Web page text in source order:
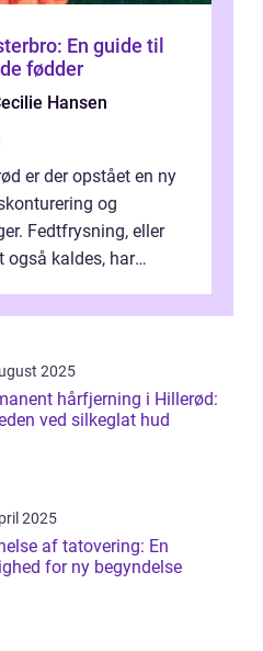
En guide til
fødder
Hansen
er der opstået en ny
og
Fedtfrysning, eller
også kaldes, har
2025
hårfjerning i Hillerød:
ved silkeglat hud
2025
af tatovering: En
for ny begyndelse